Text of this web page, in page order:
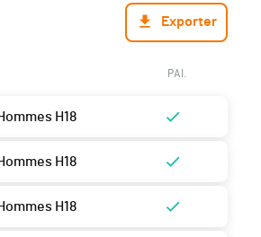
Exporter
PAI.
H18
H18
H18